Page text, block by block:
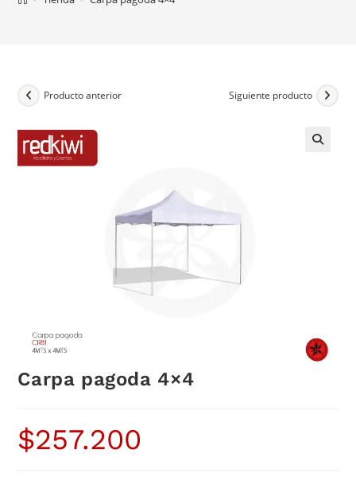
Contacto
Producto anterior Siguiente producto
Carpa pagoda 4×4
$257.200